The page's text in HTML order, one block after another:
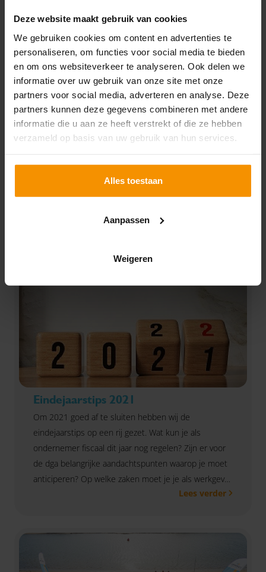
Deze website maakt gebruik van cookies
We gebruiken cookies om content en advertenties te
personaliseren, om functies voor social media te bieden
en om ons websiteverkeer te analyseren. Ook delen we
informatie over uw gebruik van onze site met onze
partners voor social media, adverteren en analyse. Deze
partners kunnen deze gegevens combineren met andere
informatie die u aan ze heeft verstrekt of die ze hebben
verzameld op basis van uw gebruik van hun services.
Alles toestaan
Aanpassen
Weigeren
Vraag buitenlandse btw
over 2025 uiterlijk 30
september 2026 terug
06-07-2026
Heeft je onderneming in 2025 btw betaald in een
Eindejaarstips 2021
Om 2021 goed af te sluiten hebben wij de
eindejaarstips op een rij gezet. Wat kun je als
ondernemer fiscaal dit jaar nog regelen? Zijn er voor
de dga belangrijke aandachtspunten waarop je moet
anticiperen? Op welke zaken moet je je als werkgever
voorbereiden op het nieuwe jaar? Dit en meer vind je
Lees verder